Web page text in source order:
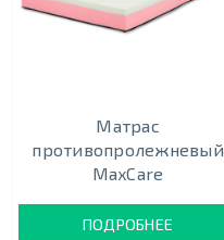
Матрас
противопролежневый
MaxCare
ПОДРОБНЕЕ